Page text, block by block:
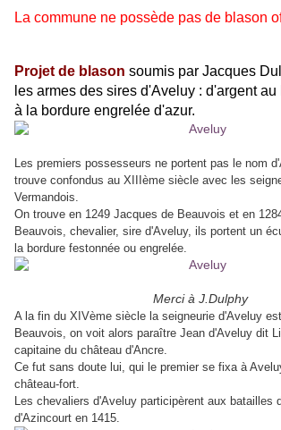
La commune ne possède pas de blason
Projet de blason soumis par Jacques
les armes des sires d'Aveluy : d'argent
à la bordure engrelée d'azur.
Les premiers possesseurs ne portent pas le nom
trouve confondus au XIIIème siècle avec les
Vermandois.
On trouve en 1249 Jacques de Beauvois et en
Beauvois, chevalier, sire d'Aveluy, ils portent un
la bordure festonnée ou engrelée.
Merci à J.Dulphy
A la fin du XIVème siècle la seigneurie d'Aveluy
Beauvois, on voit alors paraître Jean d'Aveluy dit
capitaine du château d'Ancre.
Ce fut sans doute lui, qui le premier se fixa à
château-fort.
Les chevaliers d'Aveluy participèrent aux batailles
d'Azincourt en 1415.